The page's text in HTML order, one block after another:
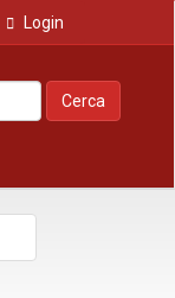
Login
Cerca